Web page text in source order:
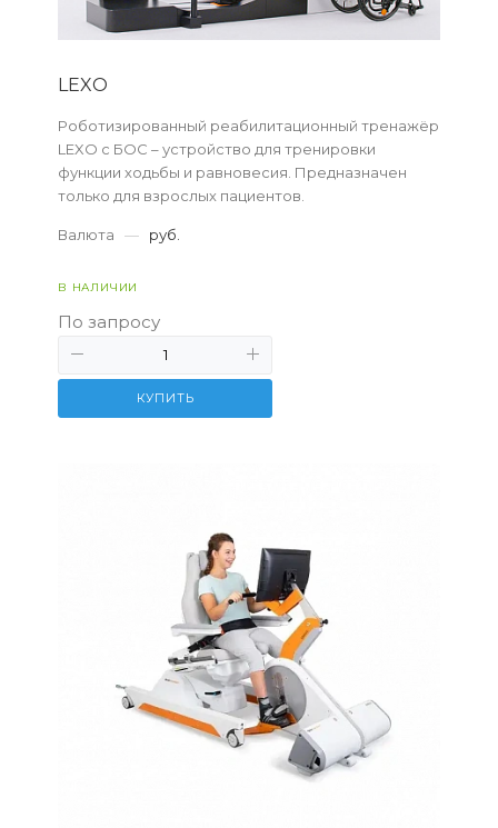
LEXO
Роботизированный реабилитационный тренажёр
LEXO с БОС – устройство для тренировки
функции ходьбы и равновесия. Предназначен
только для взрослых пациентов.
Валюта — руб.
В НАЛИЧИИ
По запросу
КУПИТЬ